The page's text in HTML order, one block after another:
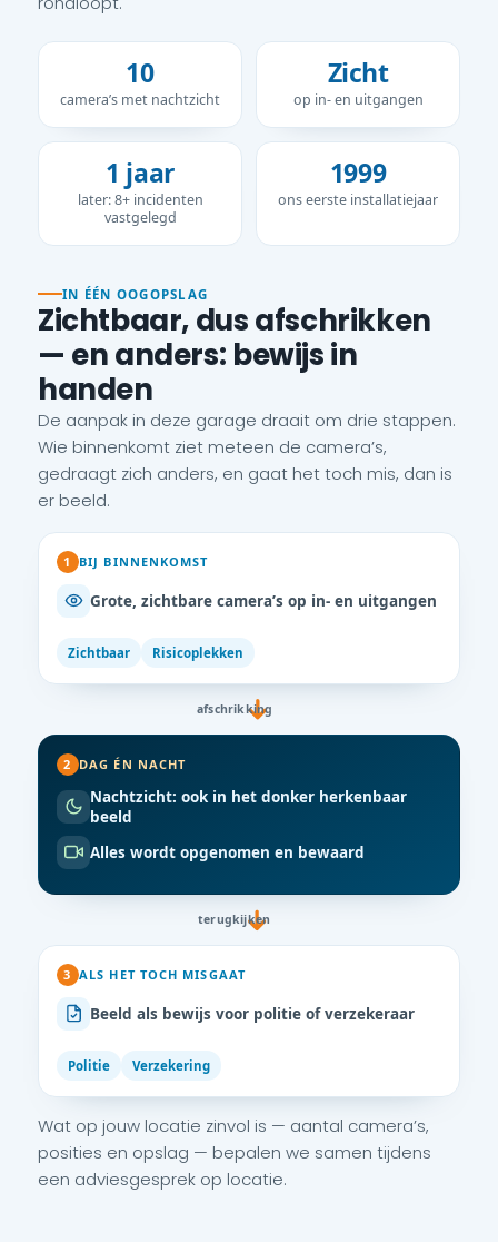
10
camera’s met nachtzicht
Zicht
op in- en uitgangen
1 jaar
later: 8+ incidenten
vastgelegd
1999
ons eerste installatiejaar
IN ÉÉN OOGOPSLAG
Zichtbaar, dus afschrikken
— en anders: bewijs in
handen
De aanpak in deze garage draait om drie stappen.
Wie binnenkomt ziet meteen de camera’s,
gedraagt zich anders, en gaat het toch mis, dan is
er beeld.
1 BIJ BINNENKOMST
Grote, zichtbare camera’s op in- en uitgangen
Zichtbaar Risicoplekken
afschrikking
2 DAG ÉN NACHT
Nachtzicht: ook in het donker herkenbaar
beeld
Alles wordt opgenomen en bewaard
terugkijken
3 ALS HET TOCH MISGAAT
Beeld als bewijs voor politie of verzekeraar
Politie Verzekering
Wat op jouw locatie zinvol is — aantal camera’s,
posities en opslag — bepalen we samen tijdens
een adviesgesprek op locatie.